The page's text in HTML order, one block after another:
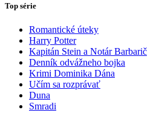
Top série
Romantické úteky
Harry Potter
Kapitán Stein a Notár Barbarič
Denník odvážneho bojka
Krimi Dominika Dána
Učím sa rozprávať
Duna
Smradi